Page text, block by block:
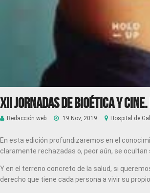
XII Jornadas de Bioética y
Redacción web 19 Nov, 2019 Hospital de
En esta edición profundizaremos en el
claramente rechazadas o, peor aún, se
Y en el terreno concreto de la salud, si
derecho que tiene cada persona a vivir su